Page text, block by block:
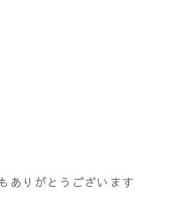
ありがとうございます